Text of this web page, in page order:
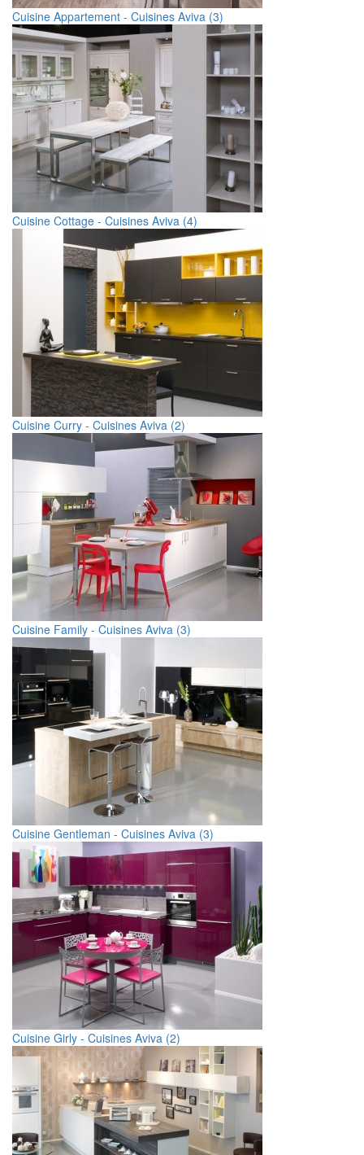
Cuisine Appartement - Cuisines Aviva (3)
Cuisine Cottage - Cuisines Aviva (4)
Cuisine Curry - Cuisines Aviva (2)
Cuisine Family - Cuisines Aviva (3)
Cuisine Gentleman - Cuisines Aviva (3)
Cuisine Girly - Cuisines Aviva (2)